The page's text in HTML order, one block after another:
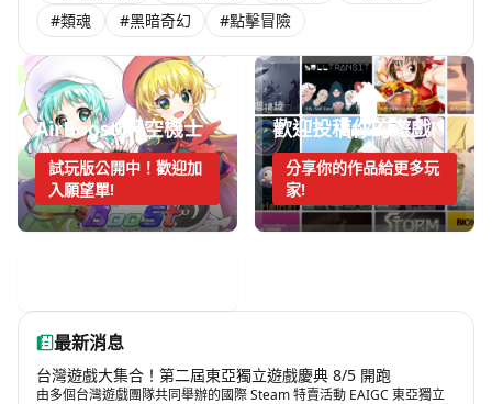
#類魂
#黑暗奇幻 #點擊冒險
AirBoost:天空機士
試玩版公開中！歡迎加
入願望單!
歡迎投稿你的遊戲!
分享你的作品給更多玩
家!
最新消息
台灣遊戲大集合！第二屆東亞獨立遊戲慶典 8/5 開跑
由多個台灣遊戲團隊共同舉辦的國際 Steam 特賣活動 EAIGC 東亞獨立